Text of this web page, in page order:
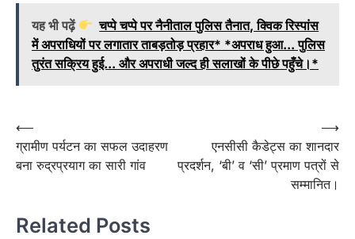
यह भी पढ़ें
चप्पे चप्पे पर नैनीताल पुलिस तैनात, क्विक रिस्पांस
में अपराधियों पर लगातार ताबड़तोड़ प्रहार* *अपराध हुआ... पुलिस
तुरंत सक्रिय हुई... और अपराधी जल्द ही सलाखों के पीछे पहुँचे।*
Post
navigation
⟵
ग्रामीण पर्यटन का सफल उदाहरण
बना रुद्रप्रयाग का सारी गांव
एनसीसी कैडेट्स का शानदार
प्रदर्शन, ‘बी’ व ‘सी’ प्रमाण पत्रों से
सम्मानित।
⟶
Related Posts